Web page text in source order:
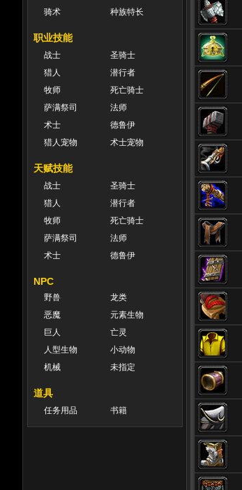
骑术
种族特长
职业技能
战士
圣骑士
猎人
潜行者
牧师
死亡骑士
萨满祭司
法师
术士
德鲁伊
猎人宠物
术士宠物
天赋技能
战士
圣骑士
猎人
潜行者
牧师
死亡骑士
萨满祭司
法师
术士
德鲁伊
NPC
野兽
龙类
恶魔
元素生物
巨人
亡灵
人型生物
小动物
机械
未指定
道具
任务用品 书籍